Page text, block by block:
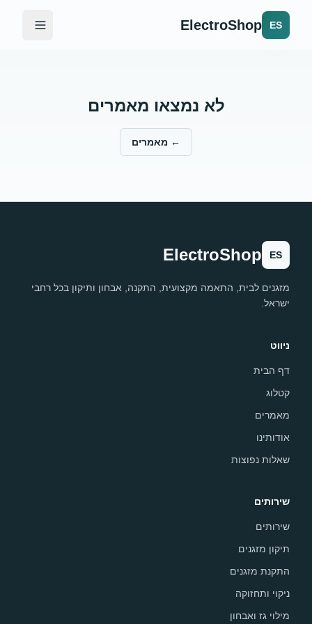
ES
ElectroShop
לא נמצאו מאמרים
← מאמרים
ES
ElectroShop
מזגנים לבית, התאמה מקצועית, התקנה, אבחון ותיקון בכל רחבי
ישראל.
ניווט
דף הבית
קטלוג
מאמרים
אודותינו
שאלות נפוצות
שירותים
שירותים
תיקון מזגנים
התקנת מזגנים
ניקוי ותחזוקה
מילוי גז ואבחון